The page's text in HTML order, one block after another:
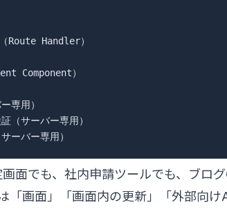
Route Handler）
Component）
専用）
サーバー専用）
面でも、社内申請ツールでも、ブロ
「画面」「画面内の更新」「外部向